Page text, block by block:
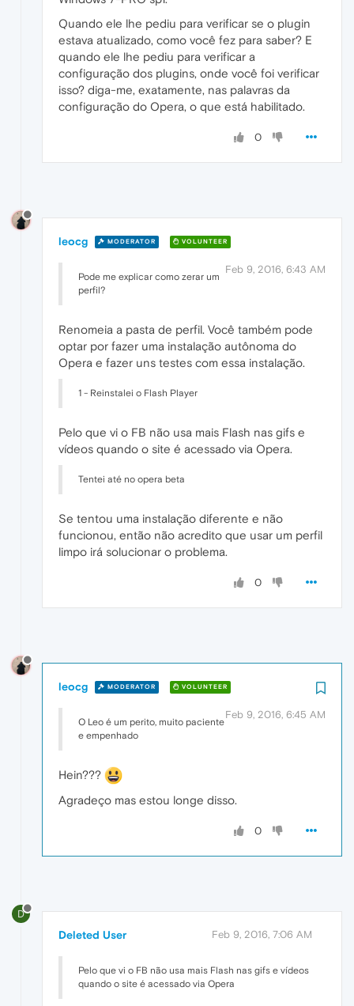
Quando ele lhe pediu para verificar se o plugin
estava atualizado, como você fez para saber? E
quando ele lhe pediu para verificar a
configuração dos plugins, onde você foi verificar
isso? diga-me, exatamente, nas palavras da
configuração do Opera, o que está habilitado.
0
leocg MODERATOR VOLUNTEER
Feb 9, 2016, 6:43 AM
Pode me explicar como zerar um
perfil?
Renomeia a pasta de perfil. Você também pode
optar por fazer uma instalação autônoma do
Opera e fazer uns testes com essa instalação.
1 - Reinstalei o Flash Player
Pelo que vi o FB não usa mais Flash nas gifs e
vídeos quando o site é acessado via Opera.
Tentei até no opera beta
Se tentou uma instalação diferente e não
funcionou, então não acredito que usar um perfil
limpo irá solucionar o problema.
0
leocg MODERATOR VOLUNTEER
Feb 9, 2016, 6:45 AM
O Leo é um perito, muito paciente
e empenhado
Hein???
Agradeço mas estou longe disso.
0
D
Deleted User Feb 9, 2016, 7:06 AM
Pelo que vi o FB não usa mais Flash nas gifs e vídeos
quando o site é acessado via Opera